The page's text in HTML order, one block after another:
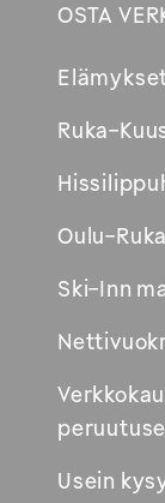
OSTA
Ruka-
Oulu-
Ski-Inn
Usein